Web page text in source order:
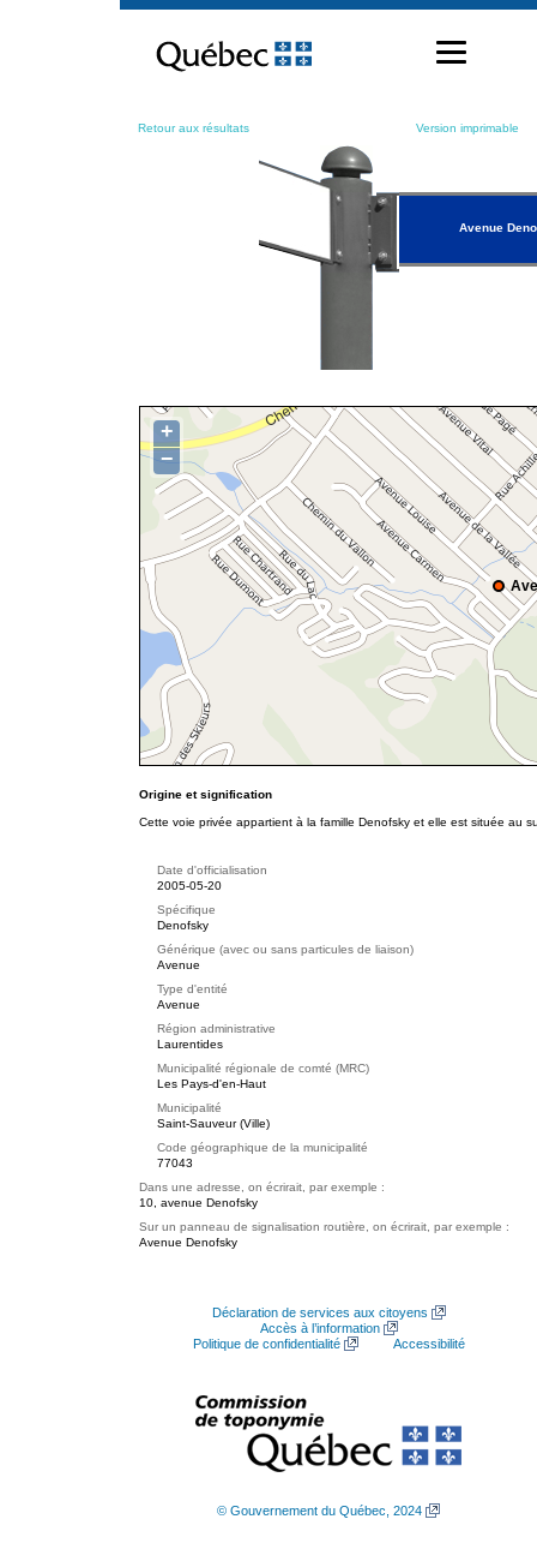
contenu
Retour aux résultats Version imprimable
Avenue
+
−
Origine et signification
Cette voie privée appartient à la famille Denofsky et elle est située au
Date d'officialisation
2005-05-20
Spécifique
Denofsky
Générique (avec ou sans particules de liaison)
Avenue
Type d'entité
Avenue
Région administrative
Laurentides
Municipalité régionale de comté (MRC)
Les Pays-d'en-Haut
Municipalité
Saint-Sauveur (Ville)
Code géographique de la municipalité
77043
Dans une adresse, on écrirait, par exemple :
10, avenue Denofsky
Sur un panneau de signalisation routière, on écrirait, par exemple :
Avenue Denofsky
Déclaration de services aux citoyens
Accès à l’information
Politique de confidentialité
Accessibilité
© Gouvernement du Québec, 2024